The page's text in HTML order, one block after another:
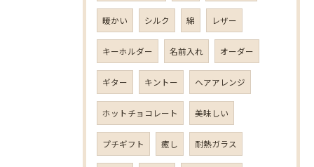
暖かい シルク 綿 レザー
キーホルダー 名前入れ オーダー
ギター キントー ヘアアレンジ
ホットチョコレート 美味しい
プチギフト 癒し 耐熱ガラス